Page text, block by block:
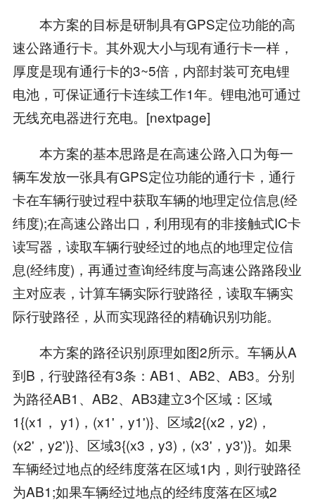
本方案的目标是研制具有GPS定位功能的高
速公路通行卡。其外观大小与现有通行卡一样，
厚度是现有通行卡的3~5倍，内部封装可充电锂
电池，可保证通行卡连续工作1年。锂电池可通过
无线充电器进行充电。[nextpage]
本方案的基本思路是在高速公路入口为每一
辆车发放一张具有GPS定位功能的通行卡，通行
卡在车辆行驶过程中获取车辆的地理定位信息(经
纬度);在高速公路出口，利用现有的非接触式IC卡
读写器，读取车辆行驶经过的地点的地理定位信
息(经纬度)，再通过查询经纬度与高速公路路段业
主对应表，计算车辆实际行驶路径，读取车辆实
际行驶路径，从而实现路径的精确识别功能。
本方案的路径识别原理如图2所示。车辆从A
到B，行驶路径有3条：AB1、AB2、AB3。分别
为路径AB1、AB2、AB3建立3个区域：区域
1{(x1， y1)，(x1'，y1')}、区域2{(x2，y2)，
(x2'，y2')}、区域3{(x3，y3)，(x3'，y3')}。如果
车辆经过地点的经纬度落在区域1内，则行驶路径
为AB1;如果车辆经过地点的经纬度落在区域2